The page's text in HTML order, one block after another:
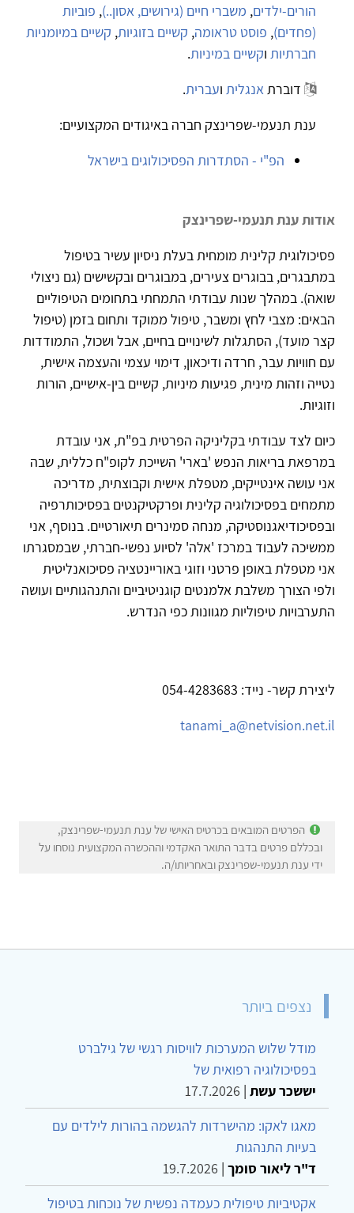
הורים-ילדים, משברי חיים (גירושים, אסון..), פוביות
(פחדים), פוסט טראומה, קשיים בזוגיות, קשיים במיומניות
חברתיות וקשיים במיניות.
דוברתאנגלית ועברית.
ענת תנעמי-שפרינצק חברה באיגודים המקצועיים:
הפ"י - הסתדרות הפסיכולוגים בישראל
אודות ענת תנעמי-שפרינצק
פסיכולוגית קלינית מומחית בעלת ניסיון עשיר בטיפול
במתבגרים, בבוגרים צעירים, במבוגרים ובקשישים (גם ניצולי
שואה). במהלך שנות עבודתי התמחתי בתחומים הטיפוליים
הבאים: מצבי לחץ ומשבר, טיפול ממוקד ותחום בזמן (טיפול
קצר מועד), הסתגלות לשינויים בחיים, אבל ושכול, התמודדות
עם חוויות עבר, חרדה ודיכאון, דימוי עצמי והעצמה אישית,
נטייה וזהות מינית, פגיעות מיניות, קשיים בין-אישיים, הורות
וזוגיות.
כיום לצד עבודתי בקליניקה הפרטית בפ"ת, אני עובדת
במרפאת בריאות הנפש 'בארי' השייכת לקופ"ח כללית, שבה
אני עושה אינטייקים, מטפלת אישית וקבוצתית, מדריכה
מתמחים בפסיכולוגיה קלינית ופרקטיקנטים בפסיכותרפיה
ובפסיכודיאגנוסטיקה, מנחה סמינרים תיאורטיים. בנוסף, אני
ממשיכה לעבוד במרכז 'אלה' לסיוע נפשי-חברתי, שבמסגרתו
אני מטפלת באופן פרטני וזוגי באוריינטציה פסיכואנליטית
ולפי הצורך משלבת אלמנטים קוגניטיביים והתנהגותיים ועושה
התערבויות טיפוליות מגוונות כפי הנדרש.
ליצירת קשר- נייד: 054-4283683
tanami_a@netvision.net.il
הפרטים המובאים בכרטיס האישי של ענת תנעמי-שפרינצק,
ובכללם פרטים בדבר התואר האקדמי וההכשרה המקצועית נוסחו על
ידי ענת תנעמי-שפרינצק ובאחריותו/ה.
נצפים ביותר
מודל שלוש המערכות לוויסות רגשי של גילברט
בפסיכולוגיה רפואית של
יששכר עשת |
17.7.2026
מאגו לאקו: מהישרדות להגשמה בהורות לילדים עם
בעיות התנהגות
ד"ר ליאור סומך |
19.7.2026
אקטיביות טיפולית כעמדה נפשית של נוכחות בטיפול